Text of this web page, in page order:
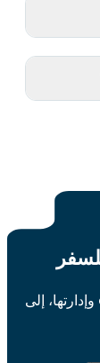
قم بتنزيل تطبيق iRoamly لشراء شرائح eSIM وإدارتها، إلى